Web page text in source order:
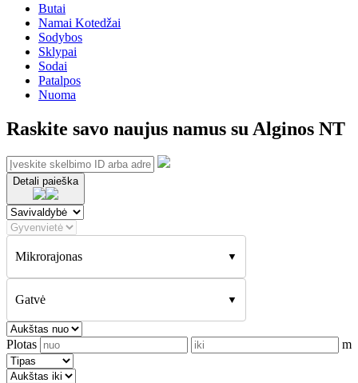
Butai
Namai Kotedžai
Sodybos
Sklypai
Sodai
Patalpos
Nuoma
Raskite savo naujus namus su Alginos NT
Detali paieška
Mikrorajonas
Gatvė
Plotas m